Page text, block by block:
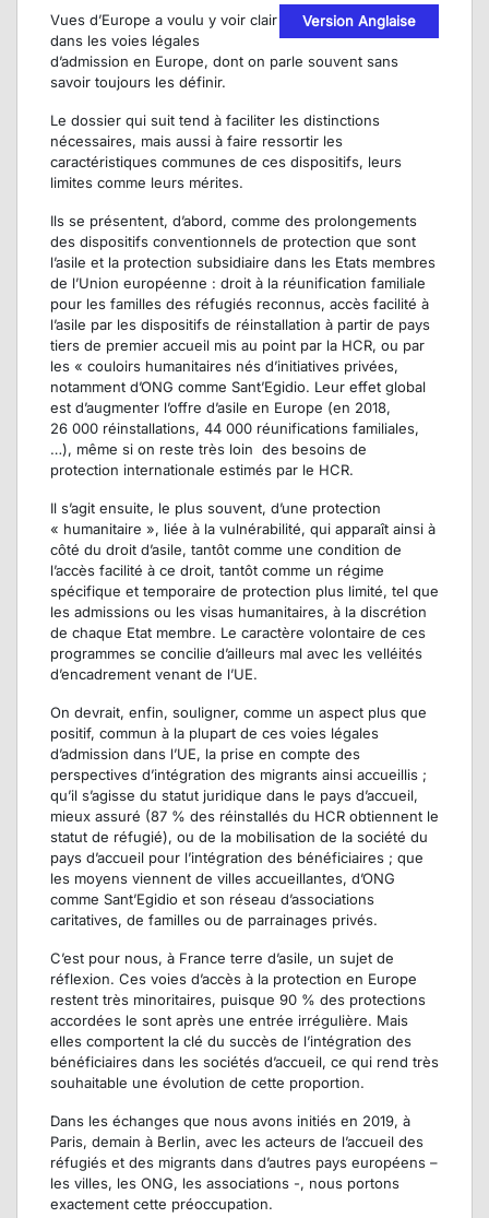
Version Anglaise
Vues d’Europe a voulu y voir clair
dans les voies légales
d’admission en Europe, dont on parle souvent sans
savoir toujours les définir.
Le dossier qui suit tend à faciliter les distinctions
nécessaires, mais aussi à faire ressortir les
caractéristiques communes de ces dispositifs, leurs
limites comme leurs mérites.
Ils se présentent, d’abord, comme des prolongements
des dispositifs conventionnels de protection que sont
l’asile et la protection subsidiaire dans les Etats membres
de l’Union européenne : droit à la réunification familiale
pour les familles des réfugiés reconnus, accès facilité à
l’asile par les dispositifs de réinstallation à partir de pays
tiers de premier accueil mis au point par la HCR, ou par
les « couloirs humanitaires nés d’initiatives privées,
notamment d’ONG comme Sant’Egidio. Leur effet global
est d’augmenter l’offre d’asile en Europe (en 2018,
26 000 réinstallations, 44 000 réunifications familiales,
…), même si on reste très loin des besoins de
protection internationale estimés par le HCR.
Il s’agit ensuite, le plus souvent, d’une protection
« humanitaire », liée à la vulnérabilité, qui apparaît ainsi à
côté du droit d’asile, tantôt comme une condition de
l’accès facilité à ce droit, tantôt comme un régime
spécifique et temporaire de protection plus limité, tel que
les admissions ou les visas humanitaires, à la discrétion
de chaque Etat membre. Le caractère volontaire de ces
programmes se concilie d’ailleurs mal avec les velléités
d’encadrement venant de l’UE.
On devrait, enfin, souligner, comme un aspect plus que
positif, commun à la plupart de ces voies légales
d’admission dans l’UE, la prise en compte des
perspectives d’intégration des migrants ainsi accueillis ;
qu’il s’agisse du statut juridique dans le pays d’accueil,
mieux assuré (87 % des réinstallés du HCR obtiennent le
statut de réfugié), ou de la mobilisation de la société du
pays d’accueil pour l’intégration des bénéficiaires ; que
les moyens viennent de villes accueillantes, d’ONG
comme Sant’Egidio et son réseau d’associations
caritatives, de familles ou de parrainages privés.
C’est pour nous, à France terre d’asile, un sujet de
réflexion. Ces voies d’accès à la protection en Europe
restent très minoritaires, puisque 90 % des protections
accordées le sont après une entrée irrégulière. Mais
elles comportent la clé du succès de l’intégration des
bénéficiaires dans les sociétés d’accueil, ce qui rend très
souhaitable une évolution de cette proportion.
Dans les échanges que nous avons initiés en 2019, à
Paris, demain à Berlin, avec les acteurs de l’accueil des
réfugiés et des migrants dans d’autres pays européens –
les villes, les ONG, les associations -, nous portons
exactement cette préoccupation.